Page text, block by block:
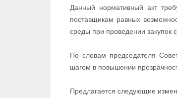
Данный нормативный акт
поставщикам равных
среды при проведении закупок
По словам председателя
шагом в повышении
Предлагается следующие